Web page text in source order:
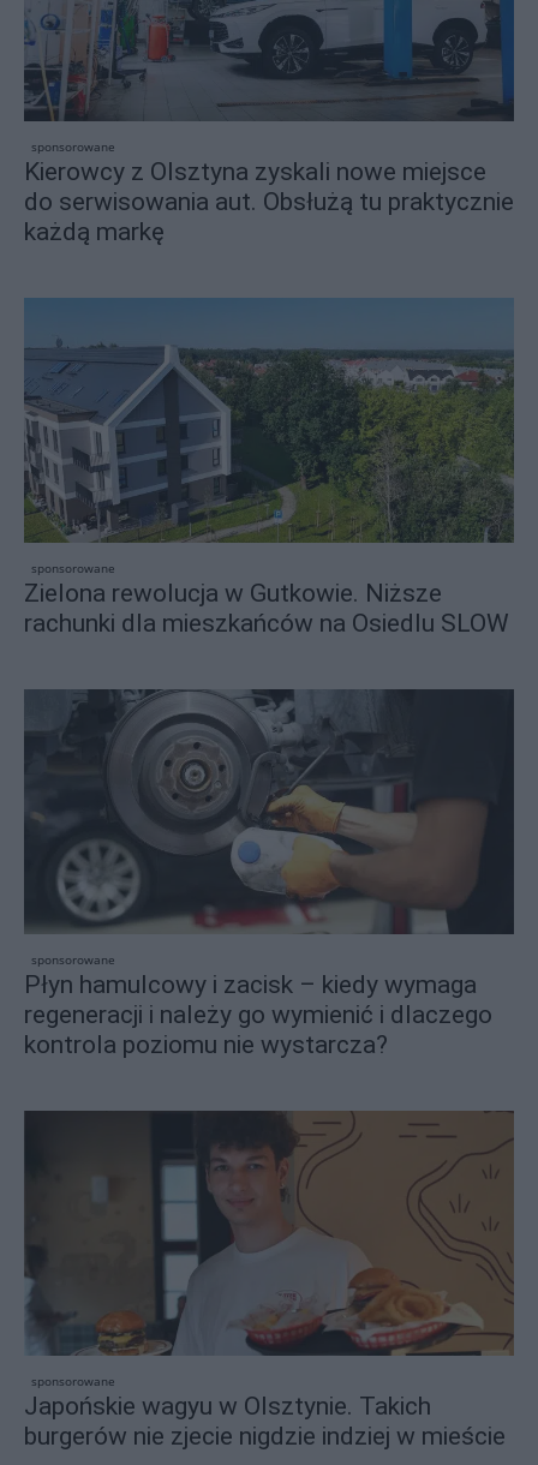
sponsorowane
Kierowcy z Olsztyna zyskali nowe miejsce
do serwisowania aut. Obsłużą tu praktycznie
każdą markę
sponsorowane
Zielona rewolucja w Gutkowie. Niższe
rachunki dla mieszkańców na Osiedlu SLOW
sponsorowane
Płyn hamulcowy i zacisk – kiedy wymaga
regeneracji i należy go wymienić i dlaczego
kontrola poziomu nie wystarcza?
sponsorowane
Japońskie wagyu w Olsztynie. Takich
burgerów nie zjecie nigdzie indziej w mieście